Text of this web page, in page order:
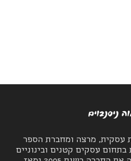
עסקית, מרצה ומחברת הספר
עסקים קטנים ובינוניים